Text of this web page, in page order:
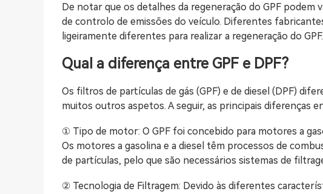
De notar que os detalhes da regeneração do GPF podem
de controlo de emissões do veículo. Diferentes
ligeiramente diferentes para realizar a regeneração do GPF.
Qual a diferença entre GPF e DPF?
Os filtros de partículas de gás (GPF) e de diesel (DPF)
muitos outros aspetos. A seguir, as principais diferenças
① Tipo de motor: O GPF foi concebido para motores a
Os motores a gasolina e a diesel têm processos de
de partículas, pelo que são necessários sistemas de
② Tecnologia de Filtragem: Devido às diferentes